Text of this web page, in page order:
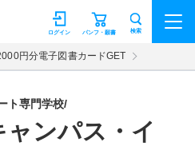
パンフ・願書
ログイン 検索
円分電子図書カードGET
ト専門学校/
ンパス・イ